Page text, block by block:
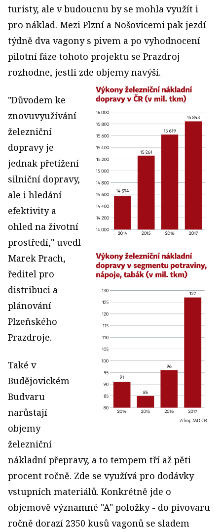
turisty, ale v budoucnu by se mohla využít i
pro náklad. Mezi Plzní a Nošovicemi pak jezdí
týdně dva vagony s pivem a po vyhodnocení
pilotní fáze tohoto projektu se Prazdroj
rozhodne, jestli zde objemy navýší.
"Důvodem ke
znovuvyužívání
železniční
dopravy je
jednak přetížení
silniční dopravy,
ale i hledání
efektivity a
ohled na životní
prostředí," uvedl
Marek Prach,
ředitel pro
distribuci a
plánování
Plzeňského
Prazdroje.
Také v
Budějovickém
Budvaru
narůstají
objemy
železniční
nákladní přepravy, a to tempem tří až pěti
procent ročně. Zde se využívá pro dodávky
vstupních materiálů. Konkrétně jde o
objemově významné "A" položky - do pivovaru
ročně dorazí 2350 kusů vagonů se sladem